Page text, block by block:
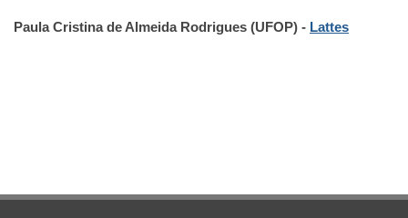
Paula Cristina de Almeida Rodrigues (UFOP) - Lattes